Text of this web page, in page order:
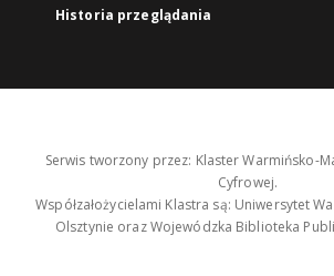
Historia przeglądania
Serwis tworzony przez: Klaster Warmińsko-
Cyfrowej.
Współzałożycielami Klastra są: Uniwersytet
Olsztynie oraz Wojewódzka Biblioteka